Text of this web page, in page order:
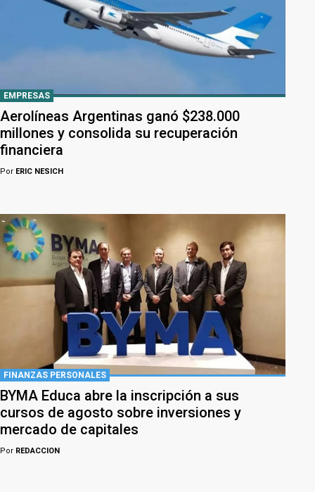
EMPRESAS
Aerolíneas Argentinas ganó $238.000
millones y consolida su recuperación
financiera
Por ERIC NESICH
FINANZAS PERSONALES
BYMA Educa abre la inscripción a sus
cursos de agosto sobre inversiones y
mercado de capitales
Por REDACCION